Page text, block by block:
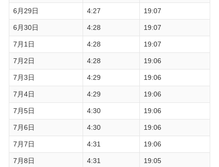
6月29日 4:27 19:07
6月30日 4:28 19:07
7月1日 4:28 19:07
7月2日 4:28 19:06
7月3日 4:29 19:06
7月4日 4:29 19:06
7月5日 4:30 19:06
7月6日 4:30 19:06
7月7日 4:31 19:06
7月8日 4:31 19:05